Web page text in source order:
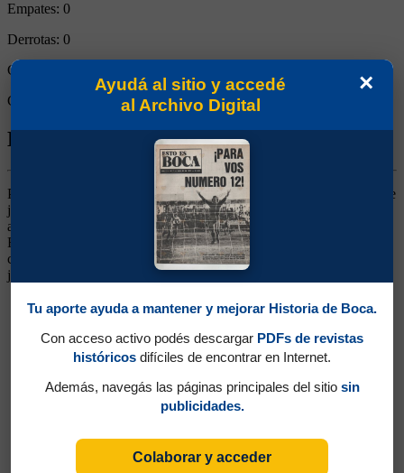
Empates: 0
Derrotas: 0
Goles de Boca:
Goles rivales:
Biografía de Mauro Raphael Maurinho
Puntero Derecho. Ganó un título (Campeonato 1962). Brasileño que
jugó el mundial 1954, pero que no rindió a la altura de sus
antecedentes. Vino en plena época del "fútbol espectáculo" desde
Fluminense, y en el plantel tenía compañeros de su mismo país
como Valentim, Almir, Ayres Moraes y Dino Sani. En su trayectoria
jugó además en Paulista de Araraquara, Guaraní y San Pablo .
×
Ayudá al sitio y accedé
al Archivo Digital
Tu aporte ayuda a mantener y mejorar Historia de Boca.
Con acceso activo podés descargar PDFs de revistas
históricos difíciles de encontrar en Internet.
Además, navegás las páginas principales del sitio sin
publicidades.
Colaborar y acceder